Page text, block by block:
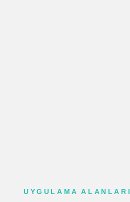
UYGULAMA ALANLARI